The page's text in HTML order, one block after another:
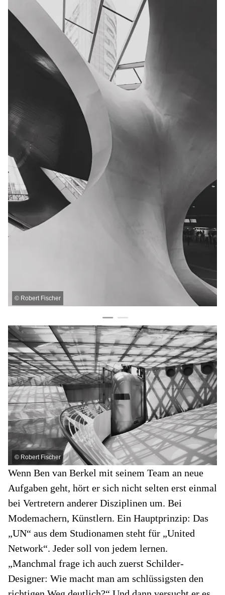
© Robert Fischer
© Robert Fischer
Wenn Ben van Berkel mit seinem Team an neue
Aufgaben geht, hört er sich nicht selten erst einmal
bei Vertretern anderer Disziplinen um. Bei
Modemachern, Künstlern. Ein Hauptprinzip: Das
„UN“ aus dem Studionamen steht für „United
Network“. Jeder soll von jedem lernen.
„Manchmal frage ich auch zuerst Schilder-
Designer: Wie macht man am schlüssigsten den